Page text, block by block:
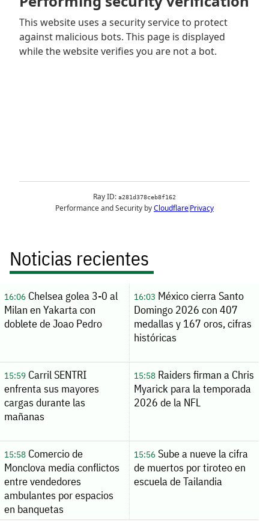
Noticias recientes
16:06Chelsea golea 3-0 al
Milan en Yakarta con
doblete de Joao Pedro
16:03 México cierra Santo
Domingo 2026 con 407
medallas y 167 oros, cifras
históricas
15:59Carril SENTRI
enfrenta sus mayores
cargas durante las
mañanas
15:58Raiders firman a Chris
Myarick para la temporada
2026 de la NFL
15:58Comercio de
Monclova media conflictos
entre vendedores
ambulantes por espacios
en banquetas
15:56Sube a nueve la cifra
de muertos por tiroteo en
escuela de Tailandia